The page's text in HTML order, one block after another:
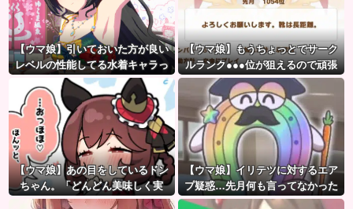
【ウマ娘】引いておいた方が良い
レベルの性能してる水着キャラっ
て誰かいたっけ？←「いっぱいい
るぞ」
【ウマ娘】もうちょっとでサーク
ルランク●●●位が狙えるので頑張
りましょう。← これ
【ウマ娘】あの目をしているドン
ちゃん。「どんどん美味しく実
る…♡」
【ウマ娘】イリテツに対するエア
プ疑惑…先月何も言ってなかった
のに今月急にスピ3言い出したのが